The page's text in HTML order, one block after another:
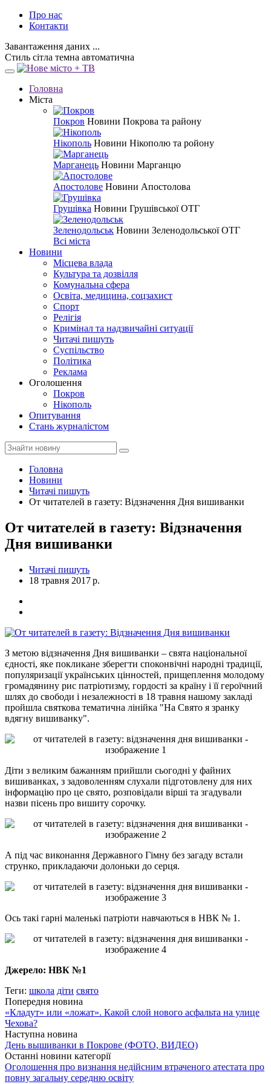
Про нас
Контакти
Завантаження даних ...
Стиль сітла темна автоматична
Головна
Міста
Покров Новини Покрова та району
Нікополь Новини Нікополю та ройону
Марганець Новини Марганцю
Апостолове Новини Апостолова
Грушівка Новини Грушівської ОТГ
Зеленодольськ Новини Зеленодольської ОТГ
Всі міста
Новини
Місцева влада
Культура та дозвілля
Комунальна сфера
Освіта, медицина, соцзахист
Спорт
Релігія
Кримінал та надзвичайні ситуації
Читачі пишуть
Суспільство
Політика
Реклама
Оголошення
Покров
Нікополь
Опитування
Стань журналістом
Головна
Новини
Читачі пишуть
От читателей в газету: Відзначення Дня вишиванки
От читателей в газету: Відзначення
Дня вишиванки
Читачі пишуть
18 травня 2017 р.
З метою відзначення Дня вишиванки – свята національної
єдності, яке покликане зберегти споконвічні народні традиції,
популяризації українських цінностей, прищеплення молодому
громадянину рис патріотизму, гордості за країну і її героїчний
шлях до свободи і незалежності в 18 травня нашому закладі
пройшла святкова тематична лінійка "На Свято я зранку
вдягну вишиванку".
Діти з великим бажанням прийшли сьогодні у файних
вишиванках, з задоволенням слухали підготовлену для них
інформацію про це свято, розповідали вірші та згадували
назви пісень про вишиту сорочку.
А під час виконання Державного Гімну без загаду встали
струнко, прикладаючи долоньки до серця.
Ось такі гарні маленькі патріоти навчаються в НВК № 1.
Джерело: НВК №1
Теги: школа діти свято
Попередня новина
«Кладут» или «ложат». Какой слой нового асфальта на улице
Чехова?
Наступна новина
День вышиванки в Покрове (ФОТО, ВИДЕО)
Останні новини категорії
Оголошення про визнання недійсним втраченого атестата про
повну загальну середню освіту